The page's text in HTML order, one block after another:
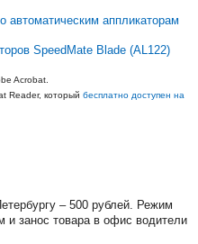
автоматическим аппликаторам
SpeedMate Blade (AL122)
Acrobat.
Reader, который бесплатно доступен на
– 500 рублей. Режим
и занос товара в офис водители